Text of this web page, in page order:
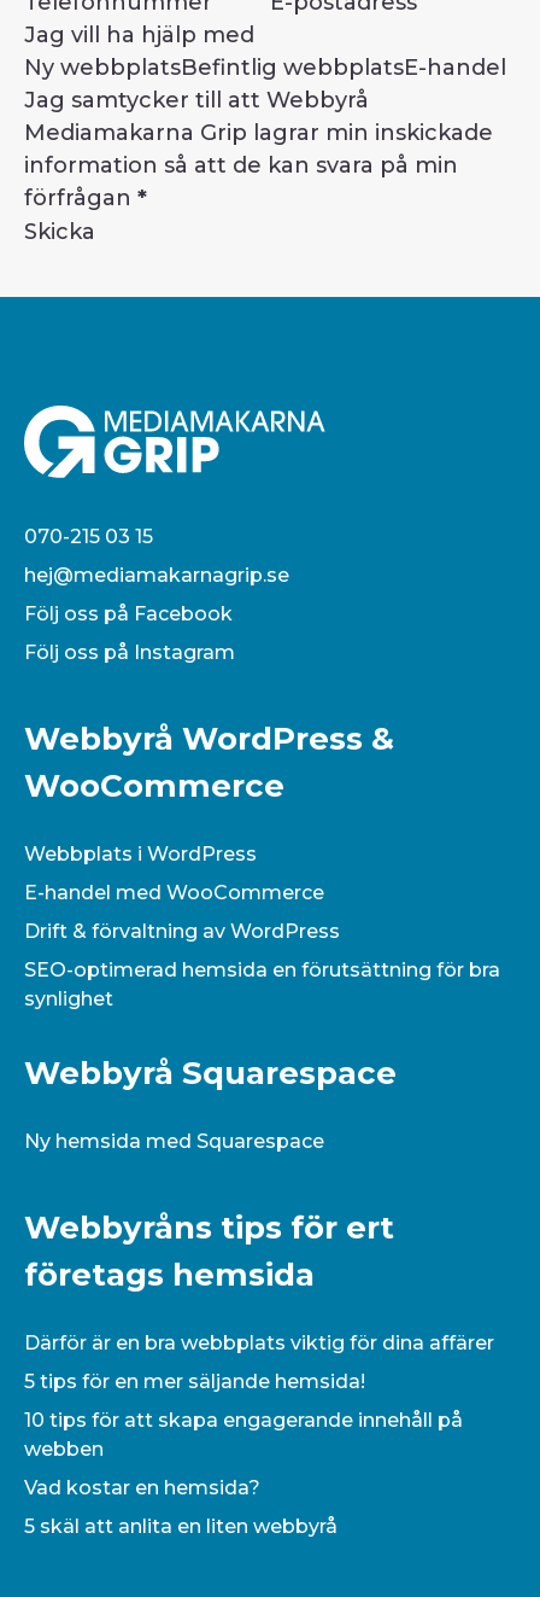
Jag vill ha hjälp med
Ny webbplatsBefintlig webbplatsE-handel
Jag samtycker till att Webbyrå
Mediamakarna Grip lagrar min inskickade
information så att de kan svara på min
förfrågan *
Skicka
070-215 03 15
hej@mediamakarnagrip.se
Följ oss på Facebook
Följ oss på Instagram
Webbyrå WordPress &
WooCommerce
Webbplats i WordPress
E-handel med WooCommerce
Drift & förvaltning av WordPress
SEO-optimerad hemsida en förutsättning för bra
synlighet
Webbyrå Squarespace
Ny hemsida med Squarespace
Webbyråns tips för ert
företags hemsida
Därför är en bra webbplats viktig för dina affärer
5 tips för en mer säljande hemsida!
10 tips för att skapa engagerande innehåll på
webben
Vad kostar en hemsida?
5 skäl att anlita en liten webbyrå